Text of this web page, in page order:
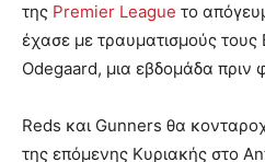
της Premier League το
έχασε με τραυματισμούς
Odegaard, μια εβδομάδα πριν
Reds και Gunners θα
της επόμενης Κυριακής στο